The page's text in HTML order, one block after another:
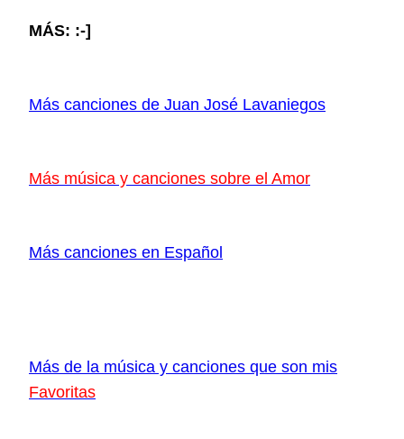
MÁS: :-]
Más canciones de Juan José Lavaniegos
Más música y canciones sobre el Amor
Más canciones en Español
Más de la música y canciones que son mis
Favoritas